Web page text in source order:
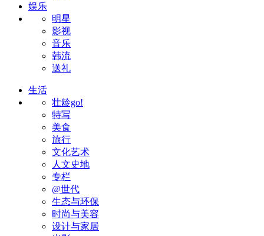
娱乐
明星
影视
音乐
韩流
送礼
生活
壮龄go!
特写
美食
旅行
文化艺术
人文史地
专栏
@世代
生态与环保
时尚与美容
设计与家居